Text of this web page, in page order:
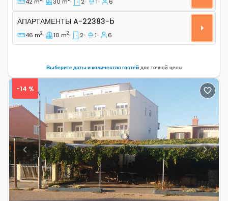
Апартаменты A-22383-b
АПАРТАМЕНТЫ A-22383-b
46 m2 10 m2 2 1 6
Выберите даты и количество гостейдля точной цены
Previous Next
-14 %